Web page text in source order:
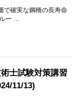
で確実な鋼橋の長寿命
ー ...
術士試験対策講習
11/13)